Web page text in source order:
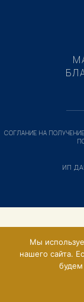
ИП
СОГЛАНИЕ НА
Мы
нашего сайта.
будем